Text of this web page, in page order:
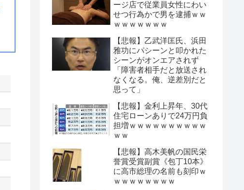
ージ店で従業員女性にわい
せつ行為かで男を逮捕ｗｗ
ｗｗｗｗｗｗｗ
【悲報】乙武洋匡氏、浜田
雅功にパシーンと叩かれた
シーンがオンエアされず
「障害者相手だと放送され
なくなる。俺、逆差別だと
思って」
【悲報】金利上昇年、30代
住宅ローンありで24万円負
担増ｗｗｗｗｗｗｗｗｗｗ
ｗｗ
【悲報】高木美帆の国民栄
誉賞受賞副賞《包丁10本》
に高市総理の名前も刻印ｗ
ｗｗｗｗｗｗｗｗ